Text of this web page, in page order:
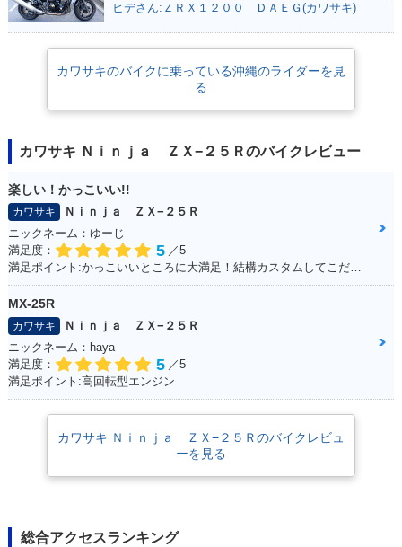
ヒデさん:ＺＲＸ１２００ ＤＡＥＧ(カワサキ)
カワサキのバイクに乗っている沖縄のライダーを見
る
カワサキ Ｎｉｎｊａ ＺＸ−２５Ｒのバイクレビュー
楽しい！かっこいい!!
カワサキ
Ｎｉｎｊａ ＺＸ−２５Ｒ
ニックネーム：ゆーじ
満足度：
5 ／5
満足ポイント:かっこいいところに大満足！結構カスタムしてこだわっています！
MX-25R
カワサキ
Ｎｉｎｊａ ＺＸ−２５Ｒ
ニックネーム：haya
満足度：
5 ／5
満足ポイント:高回転型エンジン
カワサキ Ｎｉｎｊａ ＺＸ−２５Ｒのバイクレビュ
ーを見る
総合アクセスランキング